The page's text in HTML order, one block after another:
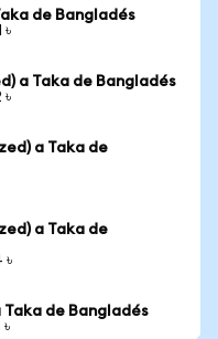
de Bangladés
৳
a Taka de Bangladés
৳
a Taka de
a Taka de
৳
de Bangladés